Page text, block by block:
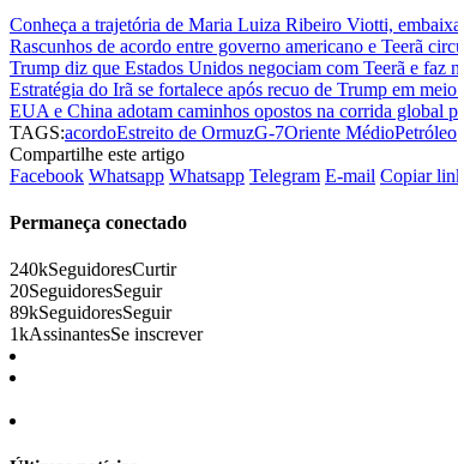
Conheça a trajetória de Maria Luiza Ribeiro Viotti,
Rascunhos de acordo entre governo americano e Teerã
Trump diz que Estados Unidos negociam com Teerã e faz
Estratégia do Irã se fortalece após recuo de Trump em
EUA e China adotam caminhos opostos na corrida global
TAGS:acordoEstreito de OrmuzG-7Oriente MédioPetróleo
Compartilhe este artigo
Facebook Whatsapp Whatsapp Telegram E-mail Copiar
Permaneça conectado
240kSeguidoresCurtir
20SeguidoresSeguir
89kSeguidoresSeguir
1kAssinantesSe inscrever